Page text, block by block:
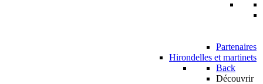
Partenaires
Hirondelles et martinets
Back
Découvrir